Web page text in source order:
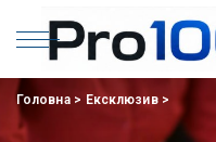
Головна> Eксклюзив>